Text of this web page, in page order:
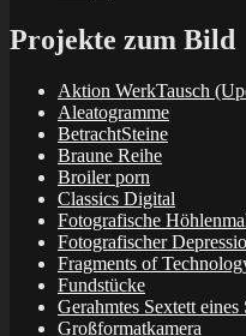
Projekte zum Bild
Aktion WerkTausch
Aleatogramme
BetrachtSteine
Braune Reihe
Broiler porn
Classics Digital
Fotografische
Fotografischer
Fragments of
Fundstücke
Gerahmtes Sextett eines
Großformatkamera